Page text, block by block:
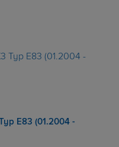
E83 (01.2004 -